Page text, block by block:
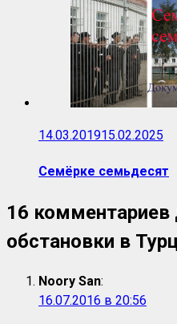
14.03.201915.02.2025
Семёрке семьдесят
16 комментариев
обстановки в
Noory San:
16.07.2016 в 20:56